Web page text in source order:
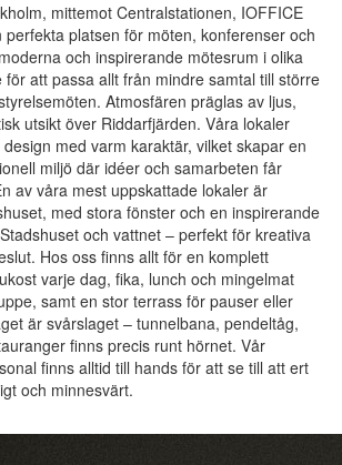
mittemot Centralstationen, IOFFICE
perfekta platsen för möten, konferenser och
och inspirerande mötesrum i olika
för att passa allt från mindre samtal till större
Atmosfären präglas av ljus,
utsikt över Riddarfjärden. Våra lokaler
med varm karaktär, vilket skapar en
miljö där idéer och samarbeten får
av våra mest uppskattade lokaler är
med stora fönster och en inspirerande
och vattnet – perfekt för kreativa
Hos oss finns allt för en komplett
varje dag, fika, lunch och mingelmat
samt en stor terrass för pauser eller
är svårslaget – tunnelbana, pendeltåg,
finns precis runt hörnet. Vår
finns alltid till hands för att se till att ert
och minnesvärt.